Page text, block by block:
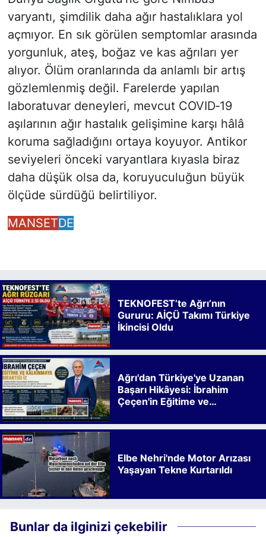
varyantı, şimdilik daha ağır hastalıklara yol
açmıyor. En sık görülen semptomlar arasında
yorgunluk, ateş, boğaz ve kas ağrıları yer
alıyor. Ölüm oranlarında da anlamlı bir artış
gözlemlenmiş değil. Farelerde yapılan
laboratuvar deneyleri, mevcut COVID‑19
aşılarının ağır hastalık gelişimine karşı hâlâ
koruma sağladığını ortaya koyuyor. Antikor
seviyeleri önceki varyantlara kıyasla biraz
daha düşük olsa da, koruyuculuğun büyük
ölçüde sürdüğü belirtiliyor.
MANSETDE
TEKNOFEST’te Ağrı’nın
Gururu: AİÇÜ Takımı Türkiye
İkincisi Oldu
Ağrı'dan Türkiye'ye Uzanan
Başarı Hikâyesi: İbrahim
Çeçen'in Eğitime ve
Elbe Nehri'nde Motor Arızası
Yaşayan Tekne Kurtarıldı
Bunlar da ilginizi çekebilir